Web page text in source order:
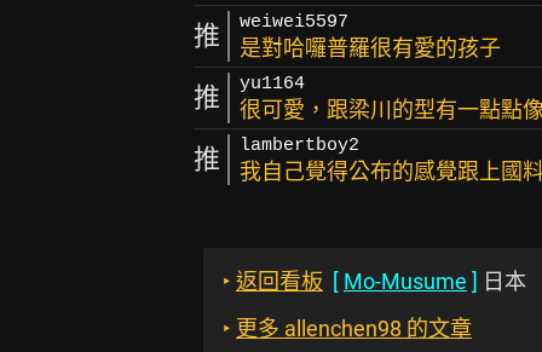
推 weiwei5597
是對哈囉普羅很有愛的孩子
推 yu1164
很可愛，跟梁川的型有一點點像
推 lambertboy2
我自己覺得公布的感覺跟上國
‣ 返回看板 [ Mo-Musume ] 日本
‣ 更多 allenchen98 的文章